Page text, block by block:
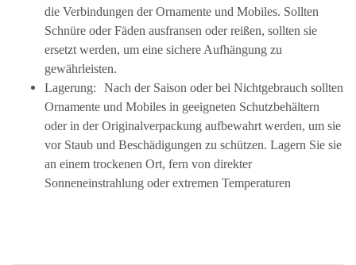
die Verbindungen der Ornamente und Mobiles. Sollten
Schnüre oder Fäden ausfransen oder reißen, sollten sie
ersetzt werden, um eine sichere Aufhängung zu
gewährleisten.
Lagerung: Nach der Saison oder bei Nichtgebrauch sollten
Ornamente und Mobiles in geeigneten Schutzbehältern
oder in der Originalverpackung aufbewahrt werden, um sie
vor Staub und Beschädigungen zu schützen. Lagern Sie sie
an einem trockenen Ort, fern von direkter
Sonneneinstrahlung oder extremen Temperaturen